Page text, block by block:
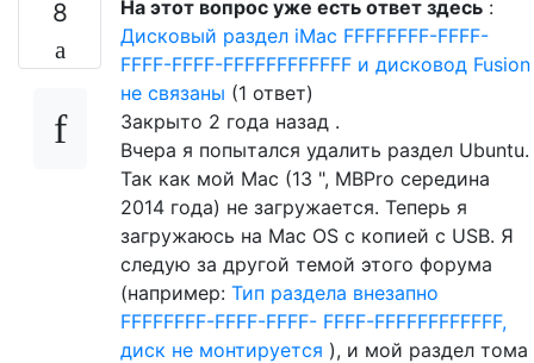
8 На этот вопрос уже есть ответ здесь :
Дисковый раздел iMac FFFFFFFF-FFFF-
FFFF-FFFF-FFFFFFFFFFFF и дисковод Fusion
не связаны (1 ответ)
Закрыто 2 года назад .
Вчера я попытался удалить раздел Ubuntu.
Так как мой Mac (13 ", MBPro середина
2014 года) не загружается. Теперь я
загружаюсь на Mac OS с копией с USB. Я
следую за другой темой этого форума
(например: Тип раздела внезапно
FFFFFFFF-FFFF-FFFF- FFFF-FFFFFFFFFFFF,
диск не монтируется ), и мой раздел тома